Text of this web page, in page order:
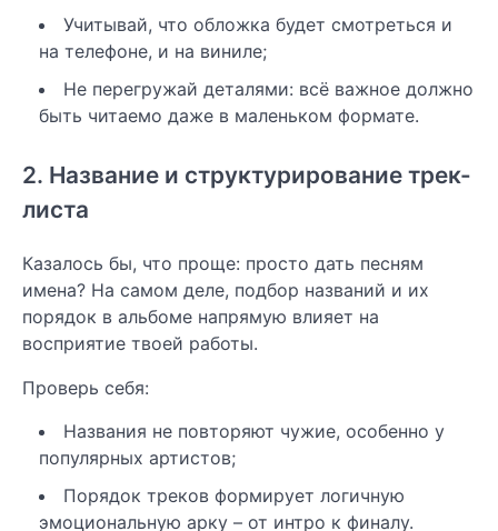
Учитывай, что обложка будет смотреться и
на телефоне, и на виниле;
Не перегружай деталями: всё важное должно
быть читаемо даже в маленьком формате.
2. Название и структурирование трек-
листа
Казалось бы, что проще: просто дать песням
имена? На самом деле, подбор названий и их
порядок в альбоме напрямую влияет на
восприятие твоей работы.
Проверь себя:
Названия не повторяют чужие, особенно у
популярных артистов;
Порядок треков формирует логичную
эмоциональную арку – от интро к финалу.